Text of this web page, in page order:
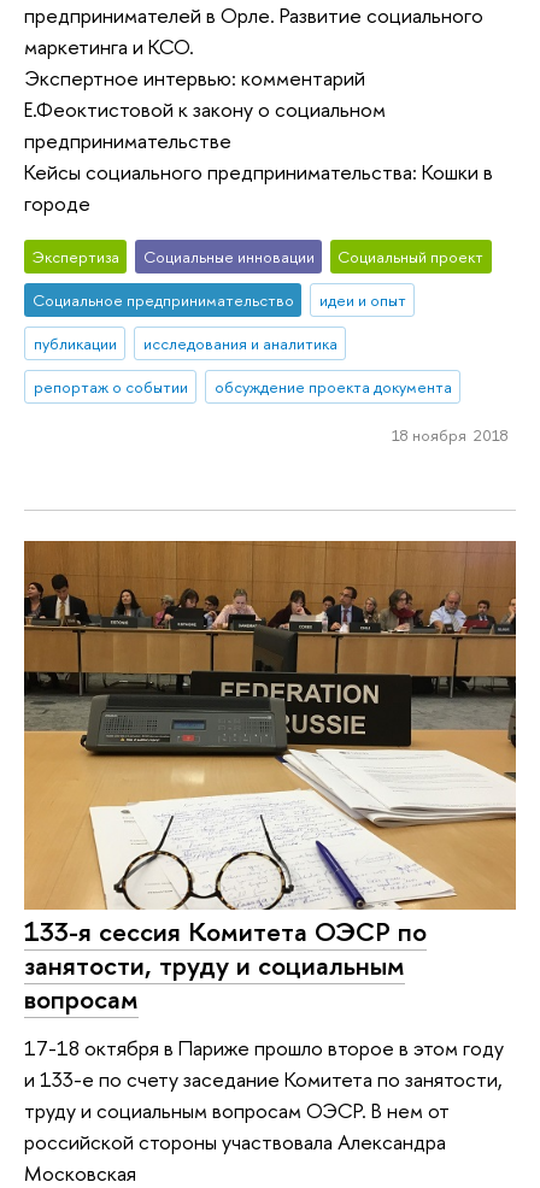
предпринимателей в Орле. Развитие социального
маркетинга и КСО.
Экспертное интервью: комментарий
Е.Феоктистовой к закону о социальном
предпринимательстве
Кейсы социального предпринимательства: Кошки в
городе
Экспертиза Социальные инновации
Социальный проект
Социальное предпринимательство
идеи и опыт
публикации
исследования и аналитика
репортаж о событии
обсуждение проекта документа
18 ноября 2018
133-я сессия Комитета ОЭСР по
занятости, труду и социальным
вопросам
17-18 октября в Париже прошло второе в этом году
и 133-е по счету заседание Комитета по занятости,
труду и социальным вопросам ОЭСР. В нем от
российской стороны участвовала Александра
Московская